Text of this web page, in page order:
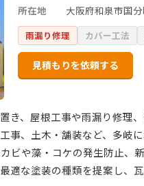
所在地
大阪府和泉市国
雨漏り修理 カバー工法
見積もりを依頼する
、屋根工事や雨漏り修理
事、土木・舗装など、多岐
ビや藻・コケの発生防止、
な塗装の種類を提案し、瓦